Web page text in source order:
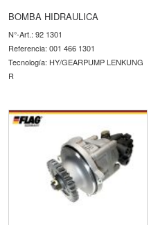
BOMBA HIDRAULICA
N°-Art.: 92 1301
Referencia: 001 466 1301
Tecnología: HY/GEARPUMP LENKUNG
R